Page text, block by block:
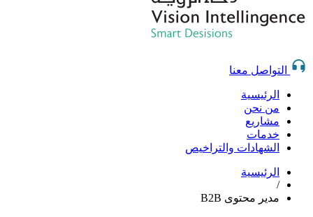
التواصل معنا
الرئيسية
من نحن
مشاريع
خدمات
الشهادات والتراخيص
الرئيسية
/
مدير محتوى B2B